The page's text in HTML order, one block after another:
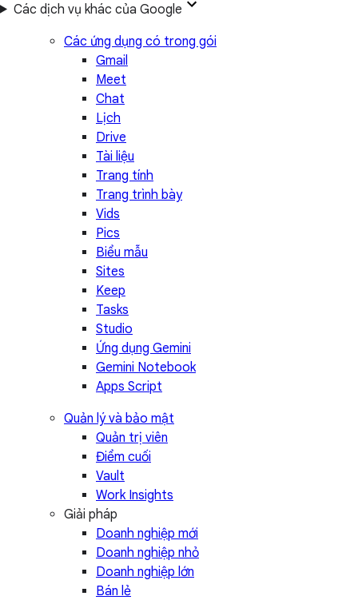
Các dịch vụ khác của Google
Các ứng dụng có trong gói
Gmail
Meet
Chat
Lịch
Drive
Tài liệu
Trang tính
Trang trình bày
Vids
Pics
Biểu mẫu
Sites
Keep
Tasks
Studio
Ứng dụng Gemini
Gemini Notebook
Apps Script
Quản lý và bảo mật
Quản trị viên
Điểm cuối
Vault
Work Insights
Giải pháp
Doanh nghiệp mới
Doanh nghiệp nhỏ
Doanh nghiệp lớn
Bán lẻ